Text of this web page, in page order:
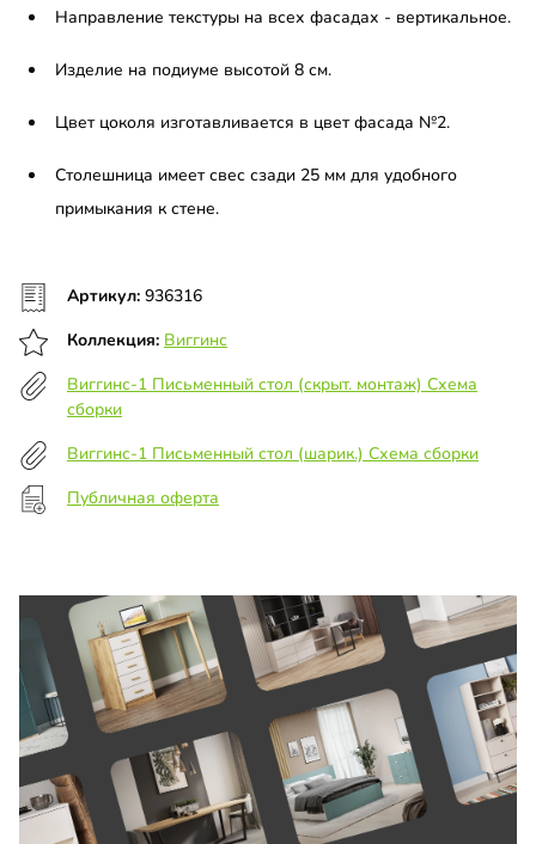
Направление текстуры на всех фасадах - вертикальное.
Изделие на подиуме высотой 8 см.
Цвет цоколя изготавливается в цвет фасада №2.
Столешница имеет свес сзади 25 мм для удобного
примыкания к стене.
Артикул: 936316
Коллекция: Виггинс
Виггинс-1 Письменный стол (скрыт. монтаж) Схема
сборки
Виггинс-1 Письменный стол (шарик.) Схема сборки
Публичная оферта